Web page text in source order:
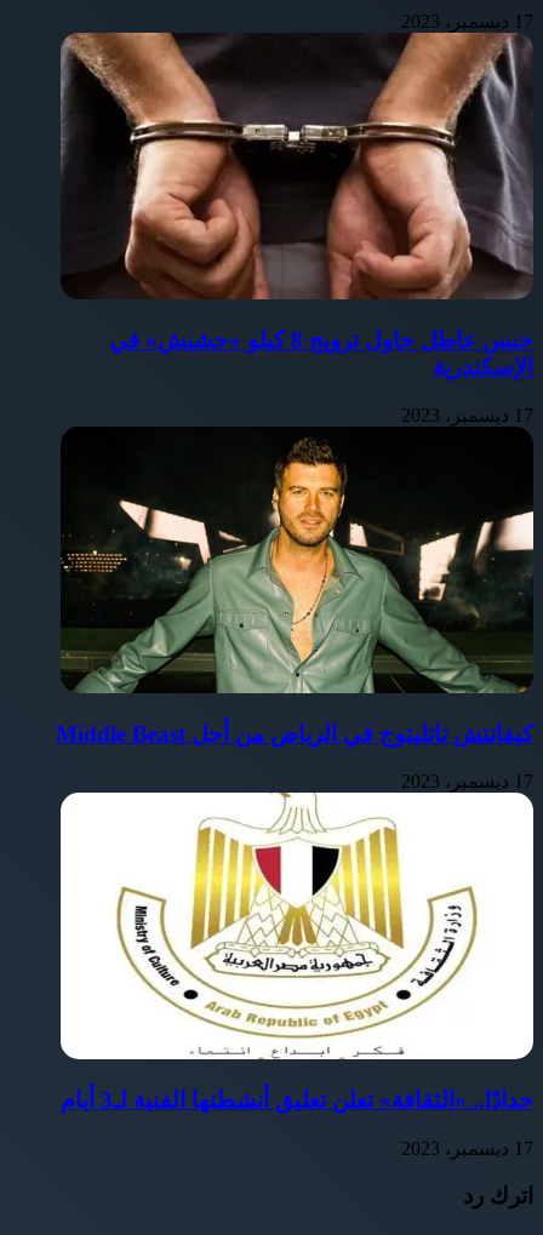
17 ديسمبر، 2023
حبس عاطل حاول ترويج 8 كيلو «حشيش» في
الإسكندرية
17 ديسمبر، 2023
كيفانتش تاتليتوج في الرياض من أجل Middle Beast
17 ديسمبر، 2023
حدادًا.. «الثقافة» تعلن تعليق أنشطتها الفنية لـ3 أيام
17 ديسمبر، 2023
اترك رد